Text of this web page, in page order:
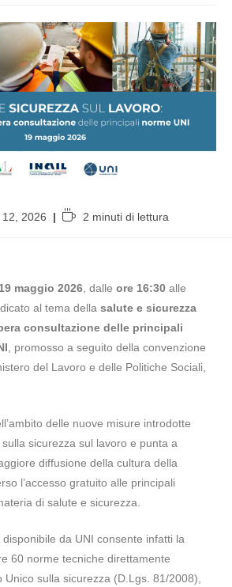
2026 2 minuti di lettura
19 maggio 2026 , dalle ore 16:30 alle
al tema della salute e sicurezza
consultazione delle principali
, promosso a seguito della convenzione
del Lavoro e delle Politiche Sociali,
delle nuove misure introdotte
sicurezza sul lavoro e punta a
diffusione della cultura della
l’accesso gratuito alle principali
di salute e sicurezza.
da UNI consente infatti la
60 norme tecniche direttamente
Unico sulla sicurezza (D.Lgs. 81/2008),